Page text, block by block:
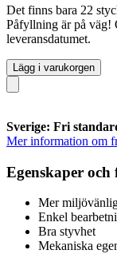
Det finns bara 22
Påfyllning är på väg!
leveransdatumet.
Lägg i varukorgen
Sverige: Fri
Mer information om
Egenskaper och
Mer
Enkel
Bra styvhet
Mekaniska